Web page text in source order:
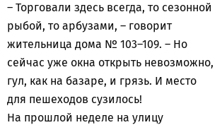
– Торговали здесь всегда, то сезонной
рыбой, то арбузами, – говорит
жительница дома № 103–109. – Но
сейчас уже окна открыть невозможно,
гул, как на базаре, и грязь. И место
для пешеходов сузилось!
На прошлой неделе на улицу